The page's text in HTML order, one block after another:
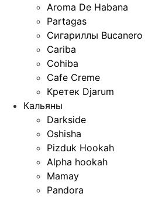
Aroma De Habana
Partagas
Сигариллы Bucanero
Cariba
Cohiba
Cafe Creme
Кретек Djarum
Кальяны
Darkside
Oshisha
Pizduk Hookah
Alpha hookah
Mamay
Pandora